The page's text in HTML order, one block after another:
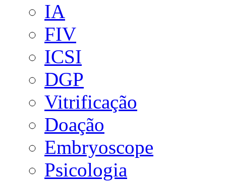
IA
FIV
ICSI
DGP
Vitrificação
Doação
Embryoscope
Psicologia